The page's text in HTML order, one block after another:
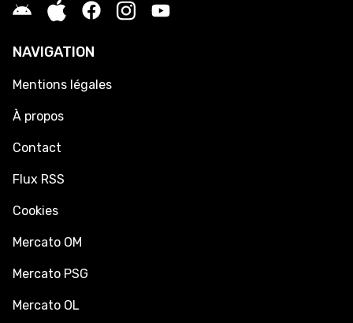
NAVIGATION
Mentions légales
À propos
Contact
Flux RSS
Cookies
Mercato OM
Mercato PSG
Mercato OL